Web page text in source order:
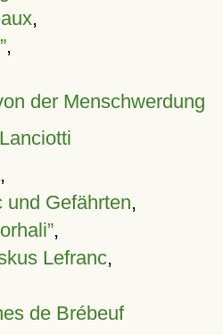
,
,
der Menschwerdung
,
und Gefährten,
,
Lefranc,
de Brébeuf